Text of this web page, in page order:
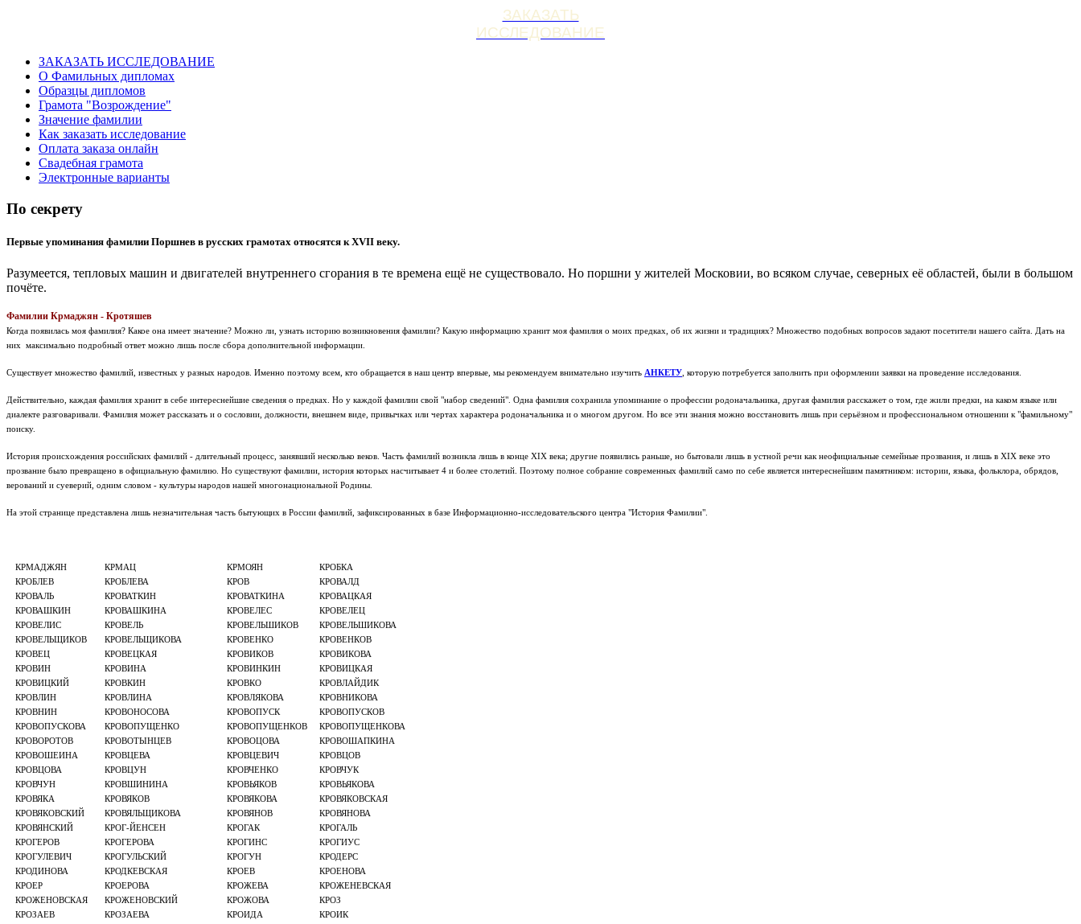
ЗАКАЗАТЬ
ИССЛЕДОВАНИЕ
ЗАКАЗАТЬ ИССЛЕДОВАНИЕ
О Фамильных дипломах
Образцы дипломов
Грамота "Возрождение"
Значение фамилии
Как заказать исследование
Оплата заказа онлайн
Свадебная грамота
Электронные варианты
По секрету
Первые упоминания фамилии Поршнев в русских грамотах относятся к XVII веку.
Разумеется, тепловых машин и двигателей внутреннего сгорания в те времена ещё не существовало. Но поршни у жителей Московии, во всяком случае, северных её областей, были в большом
почёте.
Фамилии Крмаджян - Кротяшев
Когда появилась моя фамилия? Какое она имеет значение? Можно ли, узнать историю возникновения фамилии? Какую информацию хранит моя фамилия о моих предках, об их жизни и традициях? Множество подобных вопросов задают посетители нашего сайта. Дать на
них максимально подробный ответ можно лишь после сбора дополнительной информации.
Существует множество фамилий, известных у разных народов. Именно поэтому всем, кто обращается в наш центр впервые, мы рекомендуем внимательно изучить АНКЕТУ , которую потребуется заполнить при оформлении заявки на проведение исследования.
Действительно, каждая фамилия хранит в себе интереснейшие сведения о предках. Но у каждой фамилии свой "набор сведений". Одна фамилия сохранила упоминание о профессии родоначальника, другая фамилия расскажет о том, где жили предки, на каком языке или
диалекте разговаривали. Фамилия может рассказать и о сословии, должности, внешнем виде, привычках или чертах характера родоначальника и о многом другом. Но все эти знания можно восстановить лишь при серьёзном и профессиональном отношении к "фамильному"
поиску.
История происхождения российских фамилий - длительный процесс, занявший несколько веков. Часть фамилий возникла лишь в конце XIX века; другие появились раньше, но бытовали лишь в устной речи как неофициальные семейные прозвания, и лишь в XIX веке это
прозвание было превращено в официальную фамилию. Но существуют фамилии, история которых насчитывает 4 и более столетий. Поэтому полное собрание современных фамилий само по себе является интереснейшим памятником: истории, языка, фольклора, обрядов,
верований и суеверий, одним словом - культуры народов нашей многонациональной Родины.
На этой странице представлена лишь незначительная часть бытующих в России фамилий, зафиксированных в базе Информационно-исследовательского центра "История Фамилии".
КРМАДЖЯН КРМАЦ КРМОЯН
КРОБКА
КРОБЛЕВ
КРОБЛЕВА КРОВ
КРОВАЛД
КРОВАЛЬ
КРОВАТКИН КРОВАТКИНА
КРОВАЦКАЯ
КРОВАШКИН
КРОВАШКИНА КРОВЕЛЕС
КРОВЕЛЕЦ
КРОВЕЛИС
КРОВЕЛЬ КРОВЕЛЬШИКОВ
КРОВЕЛЬШИКОВА
КРОВЕЛЬЩИКОВ
КРОВЕЛЬЩИКОВА КРОВЕНКО
КРОВЕНКОВ
КРОВЕЦ
КРОВЕЦКАЯ КРОВИКОВ
КРОВИКОВА
КРОВИН
КРОВИНА КРОВИНКИН
КРОВИЦКАЯ
КРОВИЦКИЙ
КРОВКИН КРОВКО
КРОВЛАЙДИК
КРОВЛИН
КРОВЛИНА КРОВЛЯКОВА
КРОВНИКОВА
КРОВНИН
КРОВОНОСОВА КРОВОПУСК
КРОВОПУСКОВ
КРОВОПУСКОВА
КРОВОПУЩЕНКО КРОВОПУЩЕНКОВ
КРОВОПУЩЕНКОВА
КРОВОРОТОВ
КРОВОТЫНЦЕВ КРОВОЦОВА
КРОВОШАПКИНА
КРОВОШЕИНА
КРОВЦЕВА КРОВЦЕВИЧ
КРОВЦОВ
КРОВЦОВА
КРОВЦУН КРОВЧЕНКО
КРОВЧУК
КРОВЧУН
КРОВШИНИНА КРОВЬЯКОВ
КРОВЬЯКОВА
КРОВЯКА
КРОВЯКОВ КРОВЯКОВА
КРОВЯКОВСКАЯ
КРОВЯКОВСКИЙ
КРОВЯЛЬЩИКОВА КРОВЯНОВ
КРОВЯНОВА
КРОВЯНСКИЙ
КРОГ-ЙЕНСЕН КРОГАК
КРОГАЛЬ
КРОГЕРОВ
КРОГЕРОВА КРОГИНС
КРОГИУС
КРОГУЛЕВИЧ
КРОГУЛЬСКИЙ КРОГУН
КРОДЕРС
КРОДИНОВА
КРОДКЕВСКАЯ КРОЕВ
КРОЕНОВА
КРОЕР
КРОЕРОВА КРОЖЕВА
КРОЖЕНЕВСКАЯ
КРОЖЕНОВСКАЯ
КРОЖЕНОВСКИЙ КРОЖОВА
КРОЗ
КРОЗАЕВ
КРОЗАЕВА КРОИДА
КРОИК